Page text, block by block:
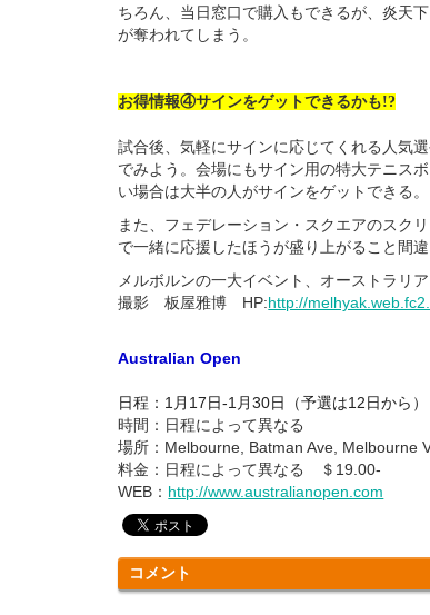
ちろん、当日窓口で購入もできるが、炎天
が奪われてしまう。
お得情報④サインをゲットできるかも!?
試合後、気軽にサインに応じてくれる人気
でみよう。会場にもサイン用の特大テニス
い場合は大半の人がサインをゲットできる。
また、フェデレーション・スクエアのスク
で一緒に応援したほうが盛り上がること間違
メルボルンの一大イベント、オーストラリ
撮影 板屋雅博 HP:http://
Australian Open
日程：1月17日-1月30日（予選は12日から）
時間：日程によって異なる
場所：Melbourne, Batman Ave, Melbourne
料金：日程によって異なる ＄19.00-
WEB： http://www.australianopen.com
コメント